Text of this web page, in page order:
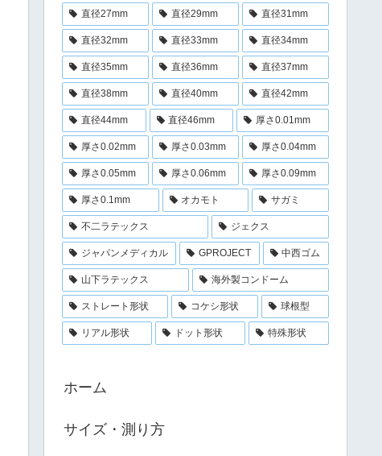
直径27mm 直径29mm 直径31mm
直径32mm 直径33mm 直径34mm
直径35mm 直径36mm 直径37mm
直径38mm 直径40mm 直径42mm
直径44mm 直径46mm 厚さ0.01mm
厚さ0.02mm 厚さ0.03mm 厚さ0.04mm
厚さ0.05mm 厚さ0.06mm 厚さ0.09mm
厚さ0.1mm オカモト サガミ
不二ラテックス ジェクス
ジャパンメディカル GPROJECT 中西ゴム
山下ラテックス 海外製コンドーム
ストレート形状 コケシ形状 球根型
リアル形状 ドット形状 特殊形状
ホーム
サイズ・測り方